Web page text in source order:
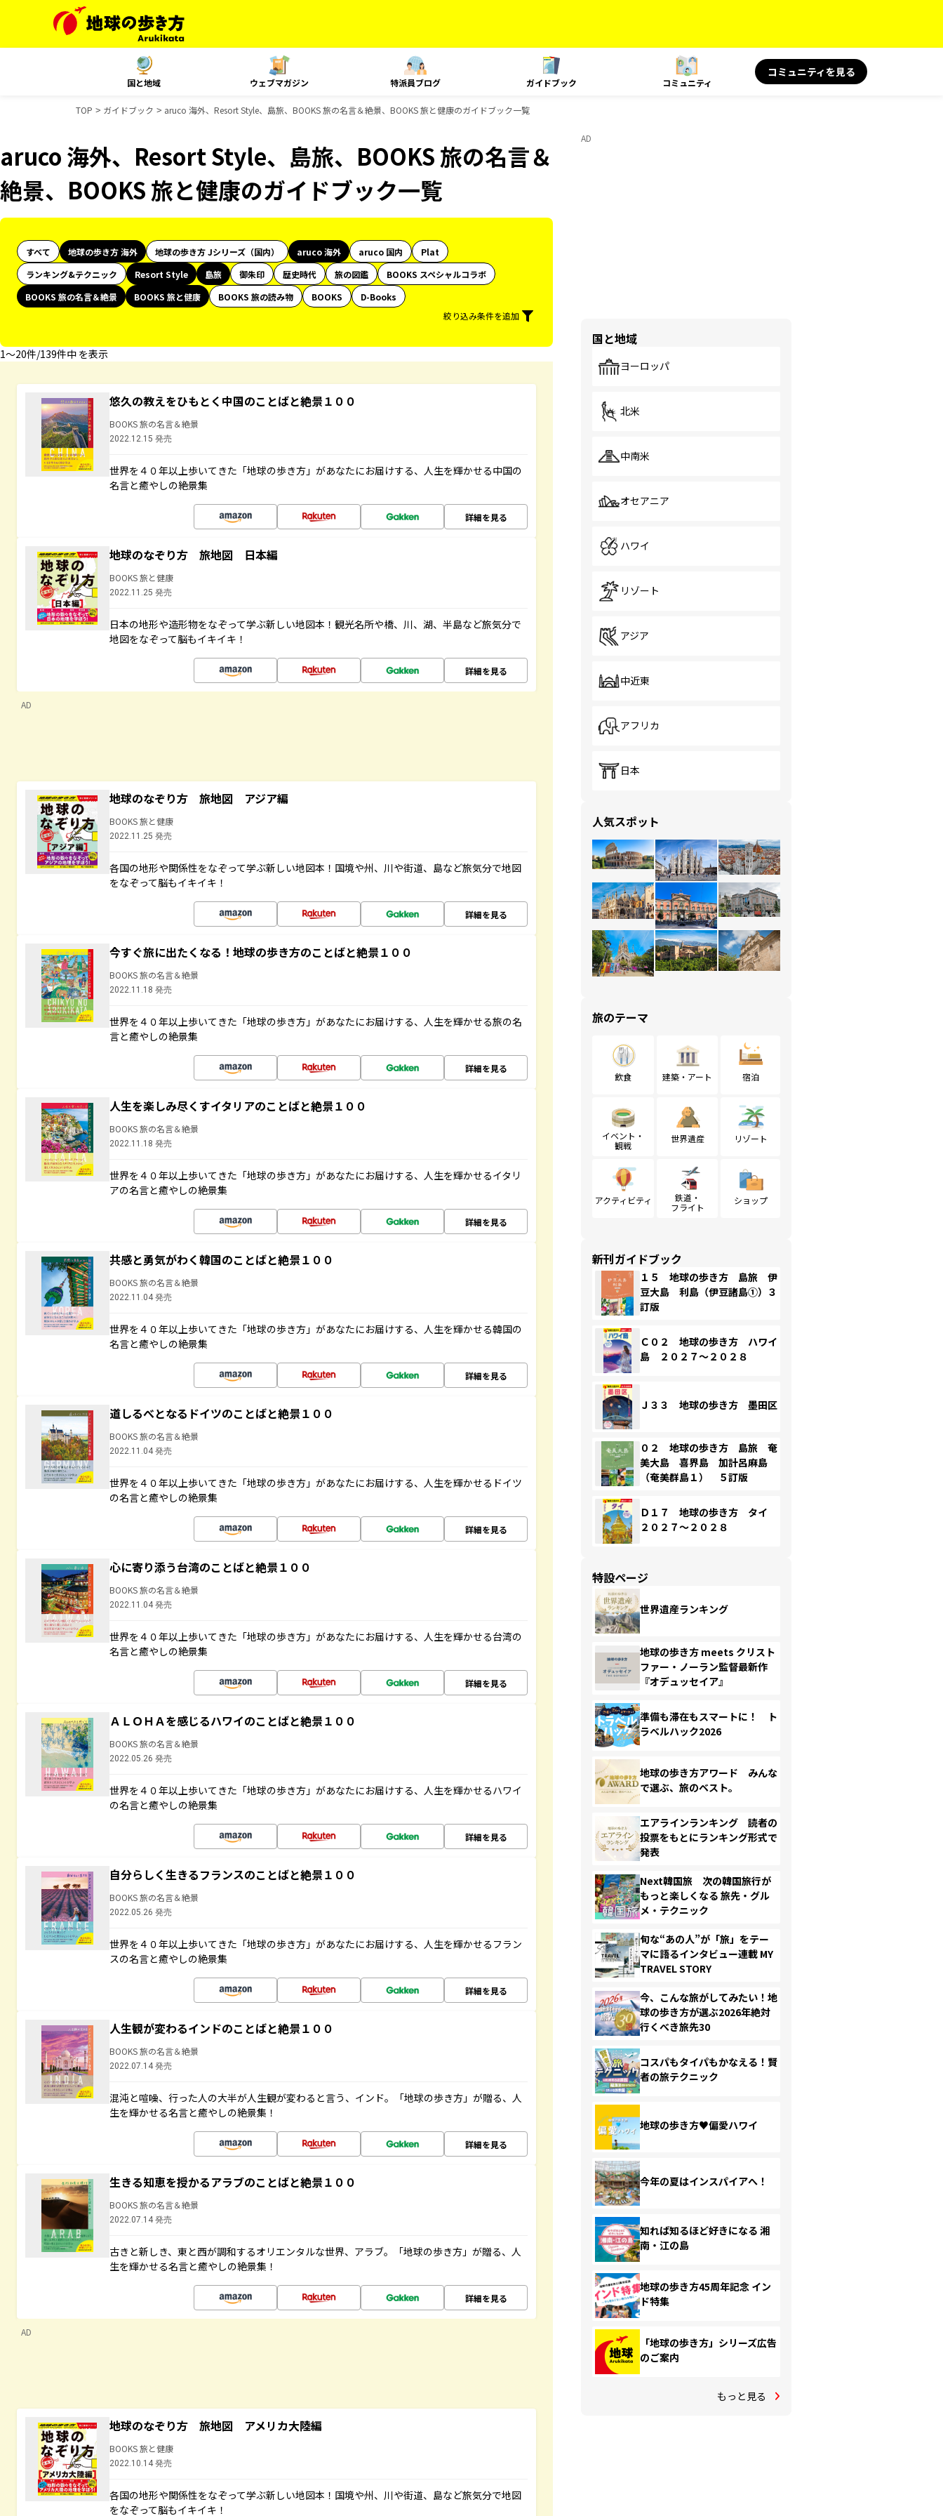
国と地域 ウェブマガジン 特派員ブログ ガイドブック コミュニティ
コミュニティを見る
TOP ガイドブック aruco 海外、Resort Style、島旅、BOOKS 旅の名言＆絶景、BOOKS 旅と健康のガイドブック一覧
aruco 海外、Resort Style、島旅、BOOKS 旅の名言＆
絶景、BOOKS 旅と健康のガイドブック一覧
すべて 地球の歩き方 海外 地球の歩き方 Jシリーズ（国内） aruco 海外 aruco 国内
Plat
ランキング&テクニック
Resort Style 島旅 御朱印 歴史時代 旅の図鑑
BOOKS スペシャルコラボ
BOOKS 旅の名言＆絶景
BOOKS 旅と健康 BOOKS 旅の読み物 BOOKS
D-Books
絞り込み条件を追加
1〜20件/139件中 を表示
悠久の教えをひもとく中国のことばと絶景１００
BOOKS 旅の名言＆絶景
2022.12.15 発売
世界を４０年以上歩いてきた「地球の歩き方」があなたにお届けする、人生を輝かせる中国の
名言と癒やしの絶景集
詳細を見る
地球のなぞり方 旅地図 日本編
BOOKS 旅と健康
2022.11.25 発売
日本の地形や造形物をなぞって学ぶ新しい地図本！観光名所や橋、川、湖、半島など旅気分で
地図をなぞって脳もイキイキ！
詳細を見る
AD
地球のなぞり方 旅地図 アジア編
BOOKS 旅と健康
2022.11.25 発売
各国の地形や関係性をなぞって学ぶ新しい地図本！国境や州、川や街道、島など旅気分で地図
をなぞって脳もイキイキ！
詳細を見る
今すぐ旅に出たくなる！地球の歩き方のことばと絶景１００
BOOKS 旅の名言＆絶景
2022.11.18 発売
世界を４０年以上歩いてきた「地球の歩き方」があなたにお届けする、人生を輝かせる旅の名
言と癒やしの絶景集
詳細を見る
人生を楽しみ尽くすイタリアのことばと絶景１００
BOOKS 旅の名言＆絶景
2022.11.18 発売
世界を４０年以上歩いてきた「地球の歩き方」があなたにお届けする、人生を輝かせるイタリ
アの名言と癒やしの絶景集
詳細を見る
共感と勇気がわく韓国のことばと絶景１００
BOOKS 旅の名言＆絶景
2022.11.04 発売
世界を４０年以上歩いてきた「地球の歩き方」があなたにお届けする、人生を輝かせる韓国の
名言と癒やしの絶景集
詳細を見る
道しるべとなるドイツのことばと絶景１００
BOOKS 旅の名言＆絶景
2022.11.04 発売
世界を４０年以上歩いてきた「地球の歩き方」があなたにお届けする、人生を輝かせるドイツ
の名言と癒やしの絶景集
詳細を見る
心に寄り添う台湾のことばと絶景１００
BOOKS 旅の名言＆絶景
2022.11.04 発売
世界を４０年以上歩いてきた「地球の歩き方」があなたにお届けする、人生を輝かせる台湾の
名言と癒やしの絶景集
詳細を見る
ＡＬＯＨＡを感じるハワイのことばと絶景１００
BOOKS 旅の名言＆絶景
2022.05.26 発売
世界を４０年以上歩いてきた「地球の歩き方」があなたにお届けする、人生を輝かせるハワイ
の名言と癒やしの絶景集
詳細を見る
自分らしく生きるフランスのことばと絶景１００
BOOKS 旅の名言＆絶景
2022.05.26 発売
世界を４０年以上歩いてきた「地球の歩き方」があなたにお届けする、人生を輝かせるフラン
スの名言と癒やしの絶景集
詳細を見る
人生観が変わるインドのことばと絶景１００
BOOKS 旅の名言＆絶景
2022.07.14 発売
混沌と喧噪、行った人の大半が人生観が変わると言う、インド。「地球の歩き方」が贈る、人
生を輝かせる名言と癒やしの絶景集！
詳細を見る
生きる知恵を授かるアラブのことばと絶景１００
BOOKS 旅の名言＆絶景
2022.07.14 発売
古きと新しき、東と西が調和するオリエンタルな世界、アラブ。「地球の歩き方」が贈る、人
生を輝かせる名言と癒やしの絶景集！
詳細を見る
AD
地球のなぞり方 旅地図 アメリカ大陸編
BOOKS 旅と健康
2022.10.14 発売
各国の地形や関係性をなぞって学ぶ新しい地図本！国境や州、川や街道、島など旅気分で地図
をなぞって脳もイキイキ！
AD
国と地域
ヨーロッパ
北米
中南米
オセアニア
ハワイ
リゾート
アジア
中近東
アフリカ
日本
人気スポット
旅のテーマ
飲食 建築・アート 宿泊
イベント・
観戦
世界遺産 リゾート
アクティビティ
鉄道・
フライト
ショップ
新刊ガイドブック
１５ 地球の歩き方 島旅 伊
豆大島 利島（伊豆諸島①）３
訂版
Ｃ０２ 地球の歩き方 ハワイ
島 ２０２７～２０２８
Ｊ３３ 地球の歩き方 墨田区
０２ 地球の歩き方 島旅 奄
美大島 喜界島 加計呂麻島
（奄美群島１） ５訂版
Ｄ１７ 地球の歩き方 タイ
２０２７～２０２８
特設ページ
世界遺産ランキング
地球の歩き方 meets クリスト
ファー・ノーラン監督最新作
『オデュッセイア』
準備も滞在もスマートに！ ト
ラベルハック2026
地球の歩き方アワード みんな
で選ぶ、旅のベスト。
エアラインランキング 読者の
投票をもとにランキング形式で
発表
Next韓国旅 次の韓国旅行が
もっと楽しくなる 旅先・グル
メ・テクニック
旬な“あの人”が「旅」をテー
マに語るインタビュー連載 MY
TRAVEL STORY
今、こんな旅がしてみたい！地
球の歩き方が選ぶ2026年絶対
行くべき旅先30
コスパもタイパもかなえる！賢
者の旅テクニック
地球の歩き方♥偏愛ハワイ
今年の夏はインスパイアへ！
知れば知るほど好きになる 湘
南・江の島
地球の歩き方45周年記念 イン
ド特集
「地球の歩き方」シリーズ広告
のご案内
もっと見る